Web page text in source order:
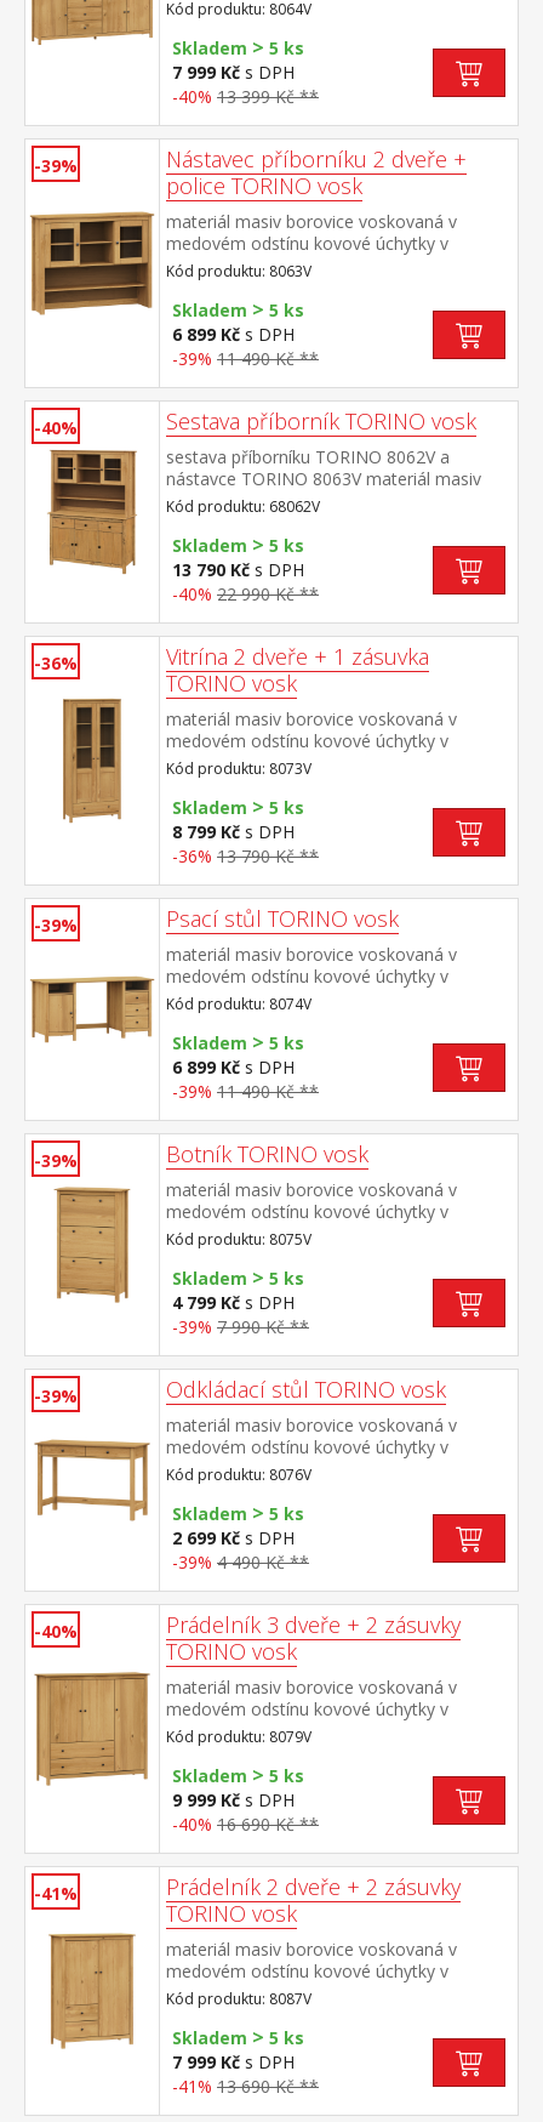
zásuvky s kovovými pojezdy, 3 plné dveře,
2 police maximální nosnosti uvedeny v
návodu k montáži
Kód produktu: 8064V
Skladem > 5 ks
7 999 Kč s DPH
-40% 13 399 Kč **
-39%
Nástavec příborníku 2 dveře +
police TORINO vosk
materiál masiv borovice voskovaná v
medovém odstínu kovové úchytky v
barevném provedení černěná mosaz dvoje
prosklená dvířka doplněk příborníku
TORINO 8062V
Kód produktu: 8063V
Skladem > 5 ks
6 899 Kč s DPH
-39% 11 490 Kč **
-40% Sestava příborník TORINO vosk
sestava příborníku TORINO 8062V a
nástavce TORINO 8063V materiál masiv
borovice voskovaná v medovém
odstínu kovové úchytky v barevném
provedení černěná mosaz příborník: 3
dveře, 3 zásuvky s kovovými
pojezdy nástavec: dvoje prosklená
80 cm rozměr nástavce (š/h/v) 129 × 33 ×
100 cm
Kód produktu: 68062V
Skladem > 5 ks
13 790 Kč s DPH
-40% 22 990 Kč **
-36%
Vitrína 2 dveře + 1 zásuvka
TORINO vosk
materiál masiv borovice voskovaná v
medovém odstínu kovové úchytky v
barevném provedení černěná mosaz dvoje
částečně prosklené dveře, tři police jedna
zásuvka s kovovými pojezdy
Kód produktu: 8073V
Skladem > 5 ks
8 799 Kč s DPH
-36% 13 790 Kč **
-39% Psací stůl TORINO vosk
materiál masiv borovice voskovaná v
medovém odstínu kovové úchytky v
barevném provedení černěná mosaz 2
otevřené police, 1 dvířka a 3 zásuvky s
kovovými pojezdy
Kód produktu: 8074V
Skladem > 5 ks
6 899 Kč s DPH
-39% 11 490 Kč **
-39% Botník TORINO vosk
materiál masiv borovice voskovaná v
medovém odstínu kovové úchytky v
barevném provedení černěná mosaz 3
dvouřadé výklopy
Kód produktu: 8075V
Skladem > 5 ks
4 799 Kč s DPH
-39% 7 990 Kč **
-39% Odkládací stůl TORINO vosk
materiál masiv borovice voskovaná v
medovém odstínu kovové úchytky v
barevném provedení černěná mosaz dvě
zásuvky s kovovými pojezdy
Kód produktu: 8076V
Skladem > 5 ks
2 699 Kč s DPH
-39% 4 490 Kč **
-40%
Prádelník 3 dveře + 2 zásuvky
TORINO vosk
materiál masiv borovice voskovaná v
medovém odstínu kovové úchytky v
barevném provedení černěná mosaz 3
dvířka a 2 zásuvky s kovovými pojezdy
Kód produktu: 8079V
Skladem > 5 ks
9 999 Kč s DPH
-40% 16 690 Kč **
-41%
Prádelník 2 dveře + 2 zásuvky
TORINO vosk
materiál masiv borovice voskovaná v
medovém odstínu kovové úchytky v
barevném provedení černěná mosaz 2
dvířka a 2 zásuvky s kovovými pojezdy
Kód produktu: 8087V
Skladem > 5 ks
7 999 Kč s DPH
-41% 13 690 Kč **